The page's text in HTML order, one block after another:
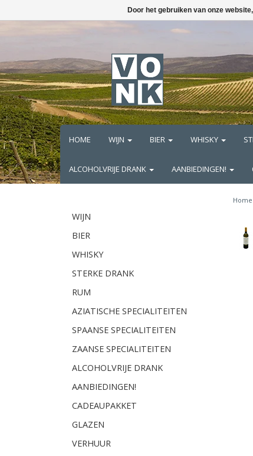
HOME WIJN BIER WHISKY
ALCOHOLVRIJE DRANK AANBIEDINGEN!
WIJN
BIER
WHISKY
STERKE DRANK
RUM
AZIATISCHE SPECIALITEITEN
SPAANSE SPECIALITEITEN
ZAANSE SPECIALITEITEN
ALCOHOLVRIJE DRANK
AANBIEDINGEN!
CADEAUPAKKET
GLAZEN
VERHUUR
Home
Door het gebruiken van onze